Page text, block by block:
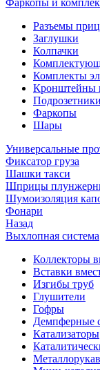
Фаркопы и
Разъемы
Заглушки
Колпачки
Комплекты
Кронштейны
Подрозетники
Фаркопы
Шары
Универсальные
Фиксатор груза
Шашки такси
Шприцы
Шумоизоляция
Фонари
Назад
Выхлопная система
Коллекторы
Вставки
Изгибы труб
Глушители
Гофры
Демпферные
Катализаторы